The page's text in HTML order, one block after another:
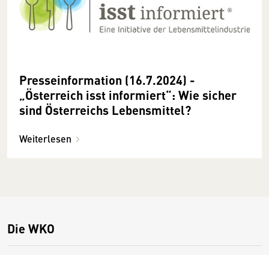
Presseinformation (16.7.2024) -
„Österreich isst informiert“: Wie sicher
sind Österreichs Lebensmittel?
Weiterlesen
Die WKO